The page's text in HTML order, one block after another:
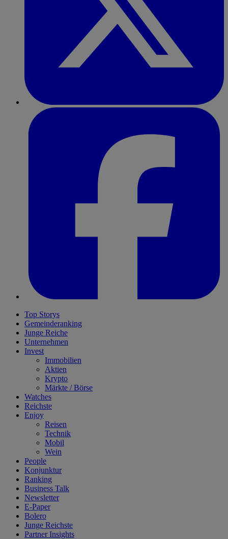
Top Storys
Gemeinderanking
Junge Reiche
Unternehmen
Invest
Immobilien
Aktien
Krypto
Märkte / Börse
Watches
Reichste
Enjoy
Reisen
Technik
Mobil
Wein
People
Konjunktur
Ranking
Business Talk
Newsletter
E-Paper
Bolero
Junge Reichste
Partner Insights